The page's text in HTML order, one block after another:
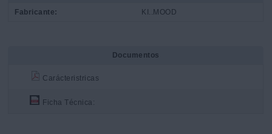
Fabricante: KI..MOOD
Documentos
Carácteristricas
Ficha Técnica: